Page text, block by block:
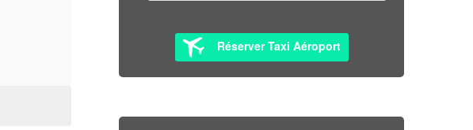
Réserver Taxi Aéroport